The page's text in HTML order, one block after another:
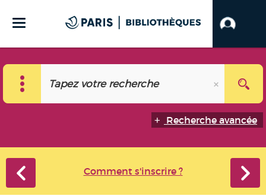
Recherche avancée
Comment s'inscrire ?